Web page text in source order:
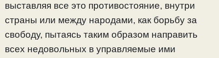
выставляя все это противостояние, внутри
страны или между народами, как борьбу за
свободу, пытаясь таким образом направить
всех недовольных в управляемые ими